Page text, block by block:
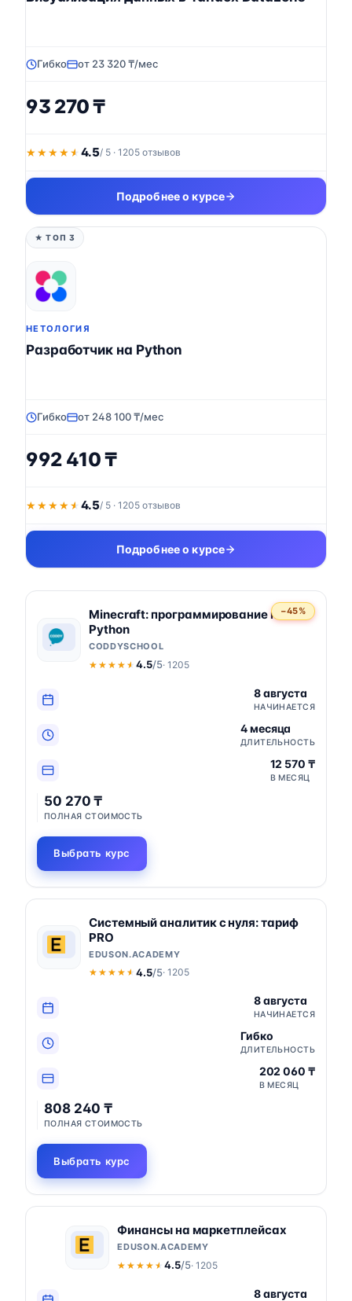
Гибко от 23 320 ₸/мес
93 270 ₸
★★★★★
★★★★★ 4.5/ 5 · 1205 отзывов
Подробнее о курсе
★ ТОП 3
НЕТОЛОГИЯ
Разработчик на Python
Гибко от 248 100 ₸/мес
992 410 ₸
★★★★★
★★★★★ 4.5/ 5 · 1205 отзывов
Подробнее о курсе
−45%
Minecraft: программирование на
Python
CODDYSCHOOL
★★★★★
★★★★★ 4.5/5· 1205
8 августа
НАЧИНАЕТСЯ
4 месяца
ДЛИТЕЛЬНОСТЬ
12 570 ₸
В МЕСЯЦ
50 270 ₸
ПОЛНАЯ СТОИМОСТЬ
Выбрать курс
Системный аналитик с нуля: тариф
PRO
EDUSON.ACADEMY
★★★★★
★★★★★ 4.5/5· 1205
8 августа
НАЧИНАЕТСЯ
Гибко
ДЛИТЕЛЬНОСТЬ
202 060 ₸
В МЕСЯЦ
808 240 ₸
ПОЛНАЯ СТОИМОСТЬ
Выбрать курс
Финансы на маркетплейсах
EDUSON.ACADEMY
★★★★★
★★★★★4.5/5· 1205
8 августа